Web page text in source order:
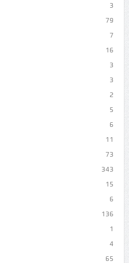
3
79
7
16
3
3
2
5
6
11
73
343
15
6
136
1
4
65